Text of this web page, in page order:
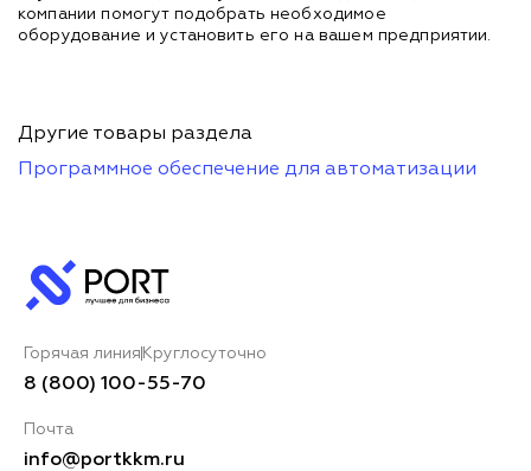
компании помогут подобрать необходимое
оборудование и установить его на вашем предприятии.
Другие товары раздела
Программное обеспечение для автоматизации
Горячая линия Круглосуточно
8 (800) 100-55-70
Почта
info@portkkm.ru